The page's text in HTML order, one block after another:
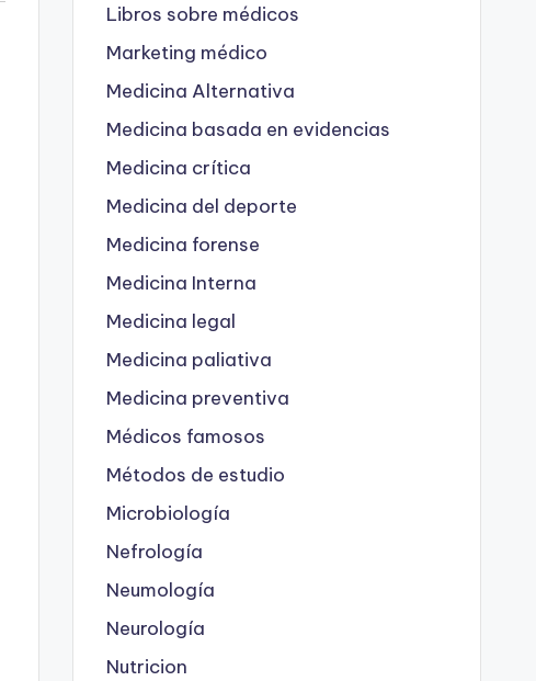
Libros sobre médicos
Marketing médico
Medicina Alternativa
Medicina basada en evidencias
Medicina crítica
Medicina del deporte
Medicina forense
Medicina Interna
Medicina legal
Medicina paliativa
Medicina preventiva
Médicos famosos
Métodos de estudio
Microbiología
Nefrología
Neumología
Neurología
Nutricion